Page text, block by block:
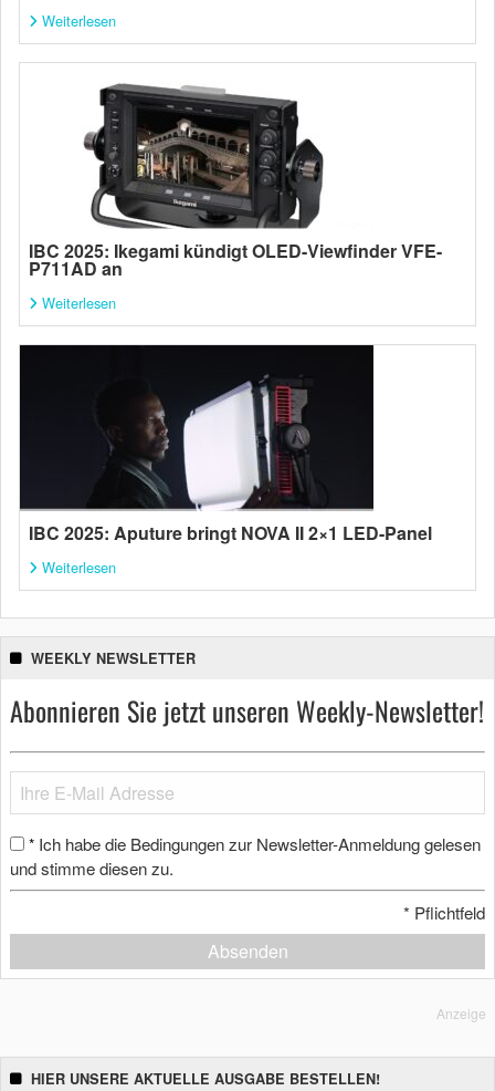
Weiterlesen
IBC 2025: Ikegami kündigt OLED-Viewfinder VFE-
P711AD an
Weiterlesen
IBC 2025: Aputure bringt NOVA II 2×1 LED-Panel
Weiterlesen
WEEKLY NEWSLETTER
Abonnieren Sie jetzt unseren Weekly-Newsletter!
* Ich habe die Bedingungen zur Newsletter-Anmeldung gelesen
und stimme diesen zu.
* Pflichtfeld
Absenden
Anzeige
HIER UNSERE AKTUELLE AUSGABE BESTELLEN!